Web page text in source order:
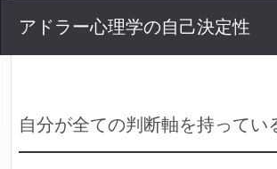
アドラー心理学の自己決定性
自分が全ての判断軸を持ってい